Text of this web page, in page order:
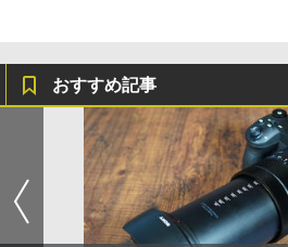
おすすめ記事